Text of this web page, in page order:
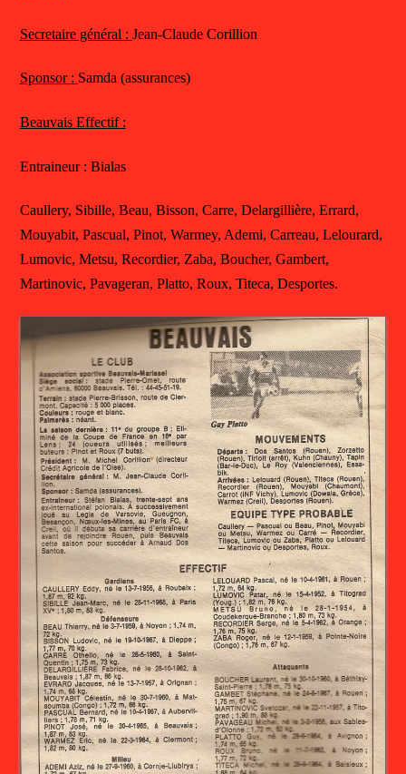
Secretaire général : Jean-Claude Corillion
Sponsor : Samda (assurances)
Beauvais Effectif :
Entraineur : Bialas
Caullery, Sibille, Beau, Bisson, Carre, Delargillière, Errard,
Mouyabit, Pascual, Pinot, Warmey, Ademi, Carreau, Lelourard,
Lumovic, Metsu, Recordier, Zaba, Boucher, Gambert,
Martinovic, Pavageran, Platto, Roux, Titeca, Desportes.